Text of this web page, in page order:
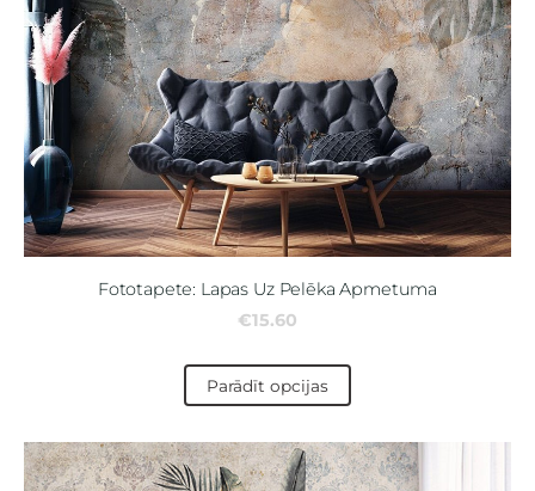
Fototapete: Lapas Uz Pelēka Apmetuma
€15.60
Parādīt opcijas